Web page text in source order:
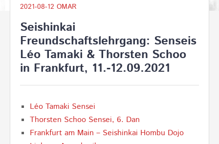
2021-08-12 OMAR
Seishinkai
Freundschaftslehrgang: Senseis
Léo Tamaki & Thorsten Schoo
in Frankfurt, 11.-12.09.2021
Léo Tamaki Sensei
Thorsten Schoo Sensei, 6. Dan
Frankfurt am Main – Seishinkai Hombu Dojo